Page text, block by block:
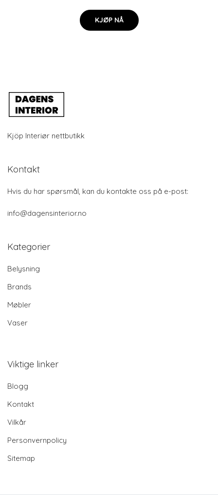
KJØP NÅ
Kjöp Interiør nettbutikk
Kontakt
Hvis du har spørsmål, kan du kontakte oss på e-post:
info@dagensinterior.no
Kategorier
Belysning
Brands
Møbler
Vaser
Viktige linker
Blogg
Kontakt
Vilkår
Personvernpolicy
Sitemap